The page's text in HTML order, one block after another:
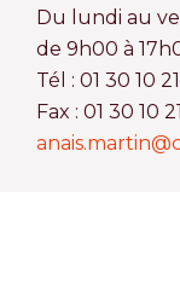
Du lundi au
de 9h00 à
Tél : 01 30 10
Fax : 01 30 10